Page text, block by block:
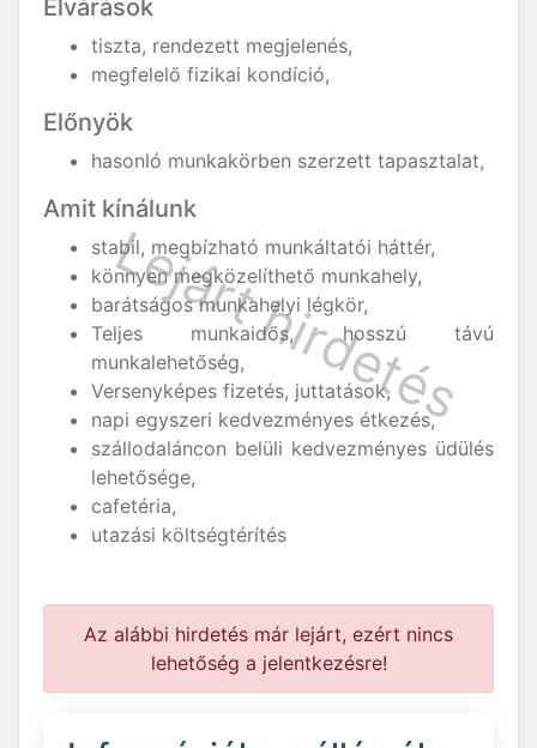
Elvárások
tiszta, rendezett megjelenés,
megfelelő fizikai kondíció,
Előnyök
hasonló munkakörben szerzett tapasztalat,
Amit kínálunk
stabil, megbízható munkáltatói háttér,
könnyen megközelíthető munkahely,
barátságos munkahelyi légkör,
Teljes munkaidős, hosszú távú
munkalehetőség,
Versenyképes fizetés, juttatások,
napi egyszeri kedvezményes étkezés,
szállodaláncon belüli kedvezményes üdülés
lehetősége,
cafetéria,
utazási költségtérítés
Az alábbi hirdetés már lejárt, ezért nincs
lehetőség a jelentkezésre!